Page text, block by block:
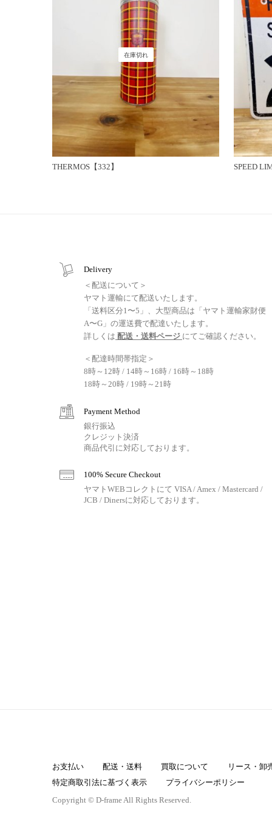
在庫切れ
THERMOS【332】 SPEED
Delivery
＜配送について＞
ヤマト運輸にて配送いたします。
「送料区分1〜5」、大型商品は「ヤマト運輸家財便
A〜G」の運送費で配達いたします。
詳しくは 配送・送料ページ にてご確認ください。
＜配達時間帯指定＞
8時～12時 / 14時～16時 / 16時～18時
18時～20時 / 19時～21時
Payment Method
銀行振込
クレジット決済
商品代引に対応しております。
100% Secure Checkout
ヤマトWEBコレクトにて VISA / Amex / Mastercard /
JCB / Dinersに対応しております。
お支払い 配送・送料 買取について
リース・卸
特定商取引法に基づく表示
プライバシーポリシー
Copyright © D-frame All Rights Reserved.